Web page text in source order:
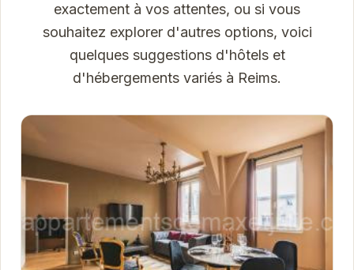
exactement à vos attentes, ou si vous
souhaitez explorer d'autres options, voici
quelques suggestions d'hôtels et
d'hébergements variés à Reims.